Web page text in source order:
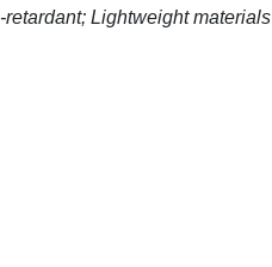
Lightweight materials